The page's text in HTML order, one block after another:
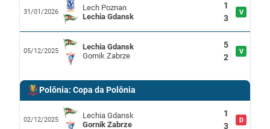
31/01/2026
Lech Poznan
Lechia Gdansk
1
3
V
05/12/2025
Lechia Gdansk
Gornik Zabrze
5
2
V
Polônia: Copa da Polônia
02/12/2025
Lechia Gdansk
Gornik Zabrze
1
3
D